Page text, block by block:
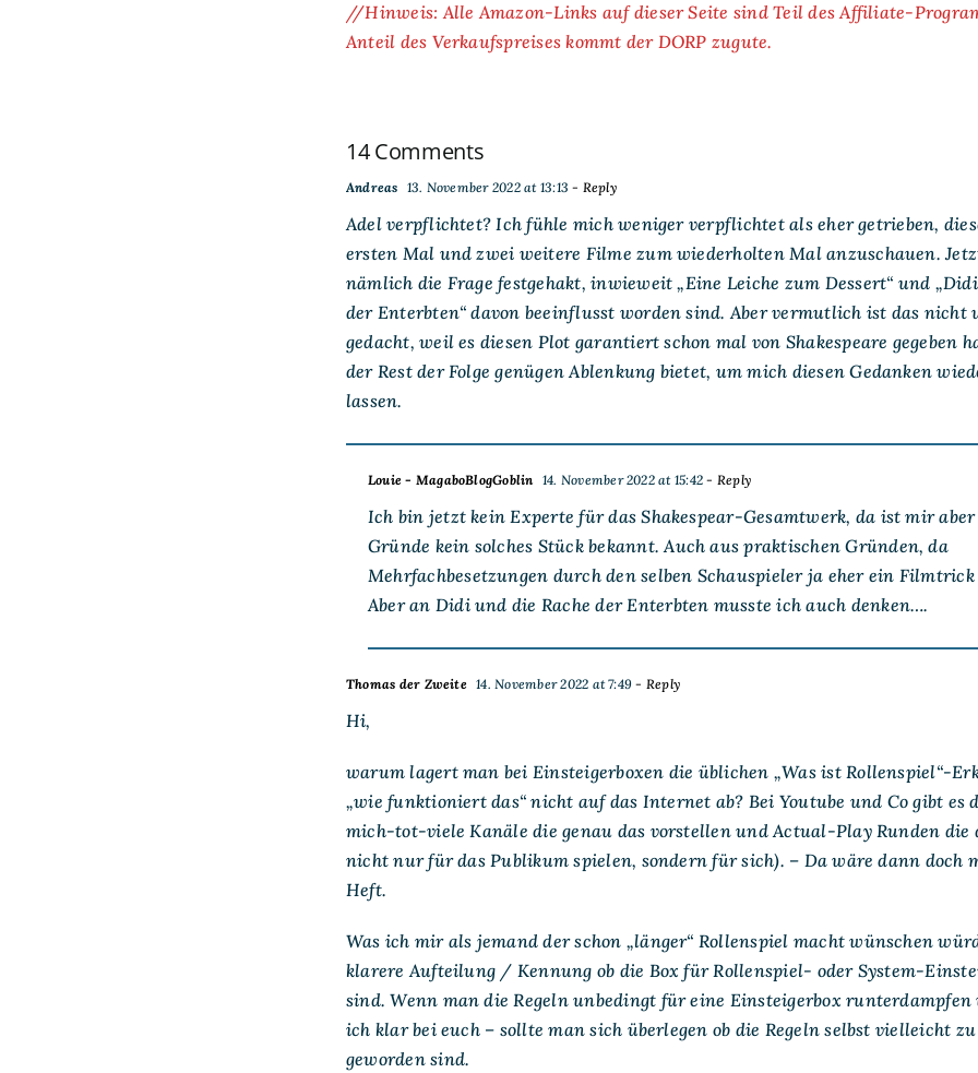
//Hinweis: Alle Amazon-Links auf dieser Seite sind Teil des Affiliate-
Anteil des Verkaufspreises kommt der DORP zugute.
14 Comments
Andreas 13. November 2022 at 13:13 - Reply
Adel verpflichtet? Ich fühle mich weniger verpflichtet als eher getrieben,
ersten Mal und zwei weitere Filme zum wiederholten Mal anzuschauen.
nämlich die Frage festgehakt, inwieweit „Eine Leiche zum Dessert“ und
der Enterbten“ davon beeinflusst worden sind. Aber vermutlich ist das nicht
gedacht, weil es diesen Plot garantiert schon mal von Shakespeare gegeben
der Rest der Folge genügen Ablenkung bietet, um mich diesen Gedanken
lassen.
Louie - MagaboBlogGoblin 14. November 2022 at 15:42 - Reply
Ich bin jetzt kein Experte für das Shakespear-Gesamtwerk, da ist mir
Gründe kein solches Stück bekannt. Auch aus praktischen Gründen, da
Mehrfachbesetzungen durch den selben Schauspieler ja eher ein Filmtrick
Aber an Didi und die Rache der Enterbten musste ich auch denken….
Thomas der Zweite 14. November 2022 at 7:49 - Reply
Hi,
warum lagert man bei Einsteigerboxen die üblichen „Was ist Rollenspiel“-
„wie funktioniert das“ nicht auf das Internet ab? Bei Youtube und Co gibt es
mich-tot-viele Kanäle die genau das vorstellen und Actual-Play Runden die
nicht nur für das Publikum spielen, sondern für sich). – Da wäre dann doch
Heft.
Was ich mir als jemand der schon „länger“ Rollenspiel macht wünschen
klarere Aufteilung / Kennung ob die Box für Rollenspiel- oder System-
sind. Wenn man die Regeln unbedingt für eine Einsteigerbox
ich klar bei euch – sollte man sich überlegen ob die Regeln selbst vielleicht
geworden sind.